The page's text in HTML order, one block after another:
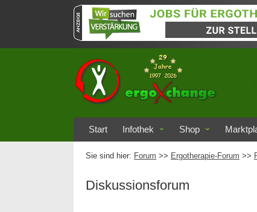
Start Infothek Shop
Sie sind hier: Forum >> Ergotherapie-Forum >>
Diskussionsforum